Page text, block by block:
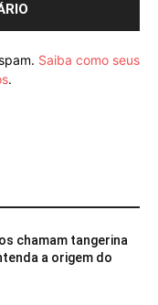
Saiba como seus
.
chamam tangerina
a origem do